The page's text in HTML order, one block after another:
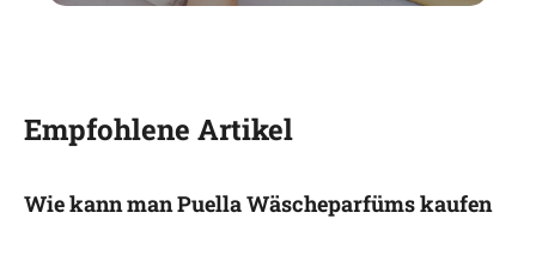
Empfohlene Artikel
Wie kann man Puella Wäscheparfüms kaufen